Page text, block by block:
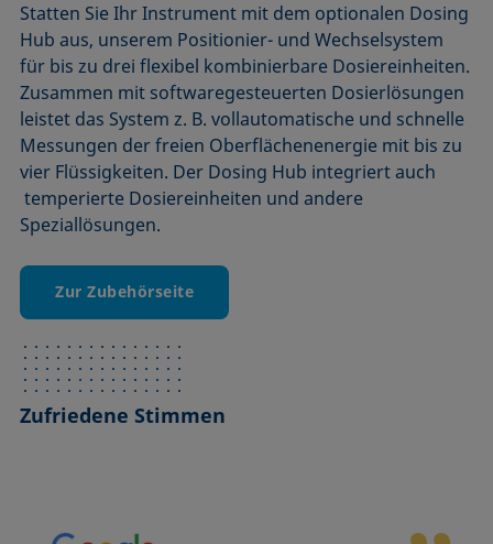
Statten Sie Ihr Instrument mit dem optionalen Dosing
Hub aus, unserem Positionier- und Wechselsystem
für bis zu drei flexibel kombinierbare Dosiereinheiten.
Zusammen mit softwaregesteuerten Dosierlösungen
leistet das System z. B. vollautomatische und schnelle
Messungen der freien Oberflächenenergie mit bis zu
vier Flüssigkeiten. Der Dosing Hub integriert auch
temperierte Dosiereinheiten und andere
Speziallösungen.
Zur Zubehörseite
Zufriedene Stimmen